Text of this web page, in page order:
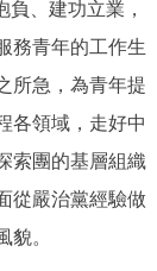
、建功立業，
務青年的工作生
所急，為青年提
各領域，走好中
索團的基層組織
從嚴治黨經驗做
。